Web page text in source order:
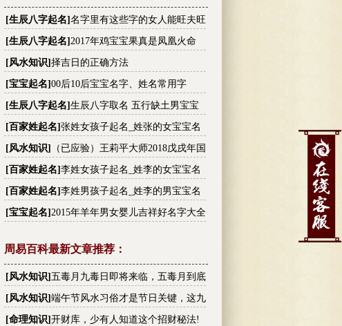
[生辰八字起名] 名字里有这些字的女人能旺夫旺
财,看有没有你的
[生辰八字起名] 2017年鸡宝宝果真是凤凰火命
[风水知识] 择吉日的正确方法
[宝宝起名] 00后10后宝宝名字、姓名常用字
[生辰八字起名] 生辰八字取名 五行缺土男宝宝
名字大全
[百家姓起名] 张姓女孩子起名_姓张的女宝宝名
字_张姓高分名字大全
[风水知识]
（已应验）王莉平大师2018戊戌年国
际国内大事件预测
[百家姓起名] 李姓女孩子起名_姓李的女宝宝名
字_李姓高分名字大全
[百家姓起名] 李姓男孩子起名_姓李的男宝宝名
字_李姓高分名字大全
[宝宝起名] 2015年羊年男女婴儿吉祥好名字大全
周易百科最新文章推荐：
[风水知识] 五毒月九毒日即将来临，五毒月到底
有多毒？男女禁忌不可不知！
[风水知识] 端午节风水习俗才是节日关键，这九
大禁忌你不可不知!
[命理知识] 开财库，少有人知道这个招财秘法!